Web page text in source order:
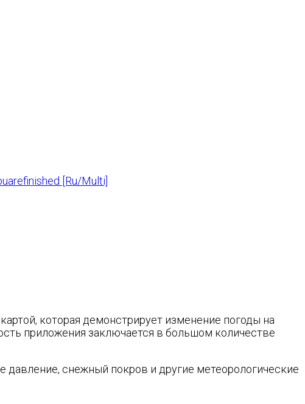
[Ru/Multi]
которая демонстрирует изменение погоды на
приложения заключается в большом количестве
давление, снежный покров и другие метеорологические